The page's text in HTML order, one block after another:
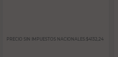
PRECIO SIN IMPUESTOS NACIONALES: $4132,24